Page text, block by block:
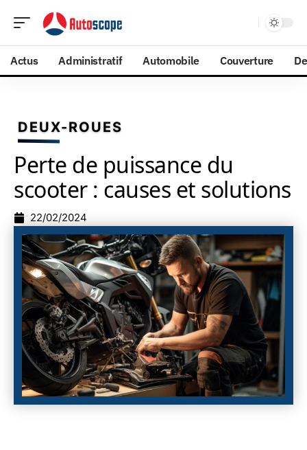
Actus Administratif Automobile Couverture
DEUX-ROUES
Perte de puissance du
scooter : causes et solutions
22/02/2024